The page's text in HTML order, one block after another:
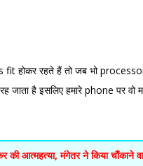
रहते हैं तो जब भो processor
जाता है इसलिए हमारे phone पर
की आत्महत्या, मंगेतर ने किया चौंकाने